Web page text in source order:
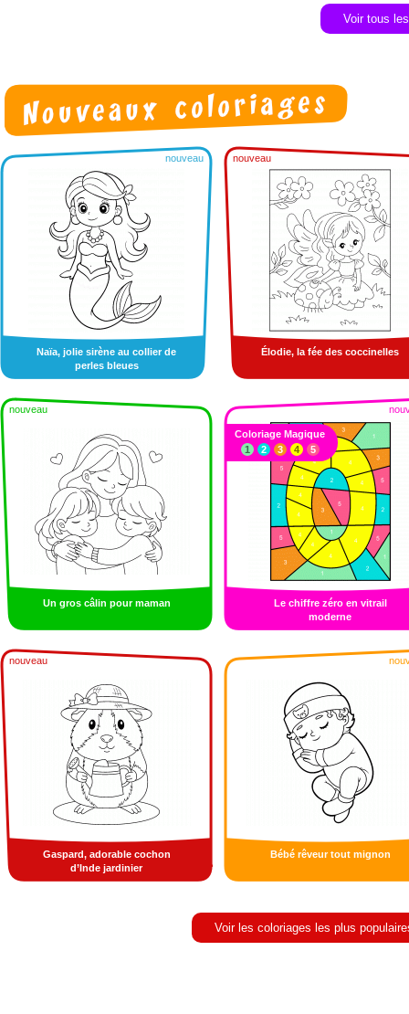
Voir tous
nouveau
Naïa, jolie sirène au collier de
perles bleues
nouveau
Élodie, la fée des coccinelles
nouveau
Un gros câlin pour maman
Le chiffre zéro en vitrail
moderne
Coloriage Magique
1
2 3 4 5
nouveau
Gaspard, adorable cochon
d’Inde jardinier
Bébé rêveur tout mignon
Voir les coloriages les plus